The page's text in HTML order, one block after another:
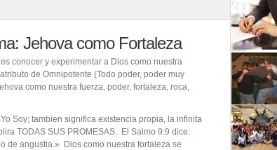
Jehova como Fortaleza
conocer y experimentar a Dios como nuestra
de Omnipotente (Todo poder, poder muy
como nuestra fuerza, poder, fortaleza, roca,
Soy; tambien significa existencia propia, la infinita
TODAS SUS PROMESAS. El Salmo 9:9 dice:
de angustia.» Dios como nuestra fortaleza se